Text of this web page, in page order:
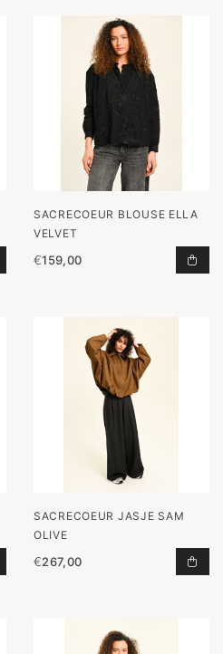
BLOUSE ALI COLCA TOEVOEGEN
SACRECOEUR BLOUSE ELLA
VELVET
€159,00
BLOUSE CHARLIE MIKE
SACRECOEUR JASJE SAM
OLIVE
€267,00